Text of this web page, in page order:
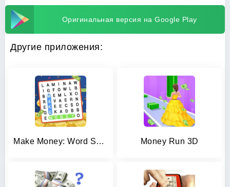
Оригинальная версия на Google Play
Другие приложения:
Make Money: Word Search Money Run 3D